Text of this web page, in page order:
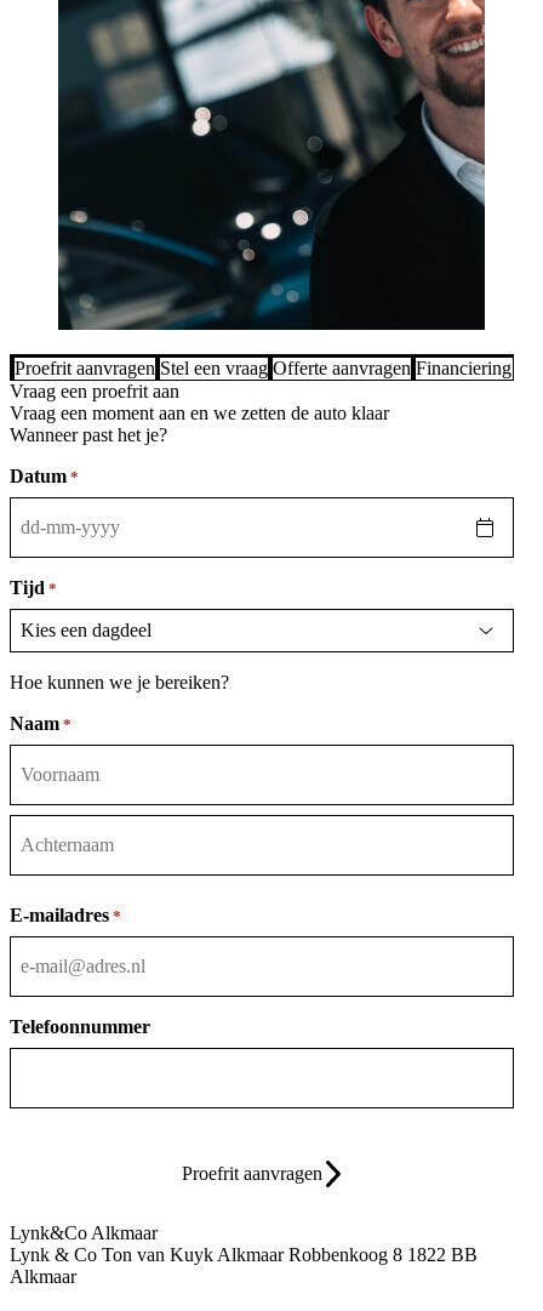
Proefrit aanvragen Stel een vraag Offerte aanvragen Financiering
Vraag een proefrit aan
Vraag een moment aan en we zetten de auto klaar
Wanneer past het je?
Datum *
DD
dash
MM
dash
JJJJ
Tijd *
Hoe kunnen we je bereiken?
Naam *
Voornaam
E-mailadres *
Telefoonnummer
Proefrit aanvragen
Lynk&Co Alkmaar
Lynk & Co Ton van Kuyk Alkmaar Robbenkoog 8 1822 BB
Alkmaar